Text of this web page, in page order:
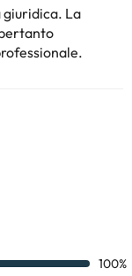
d'affari e
della Sagra.
contattaci.
giuridica. La